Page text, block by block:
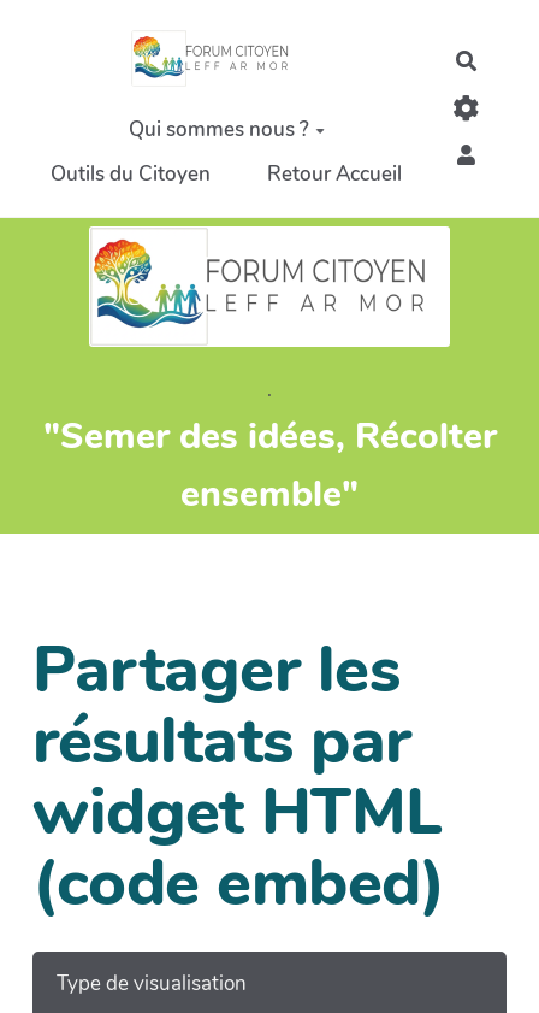
Aller au contenu principal
Qui sommes nous ?
Outils du Citoyen
Retour Accueil
.
"Semer des idées, Récolter
ensemble"
Partager les
résultats par
widget HTML
(code embed)
Type de visualisation